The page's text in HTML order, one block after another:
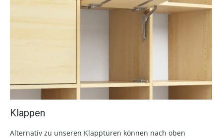
Klappen
Alternativ zu unseren Klapptüren können nach oben